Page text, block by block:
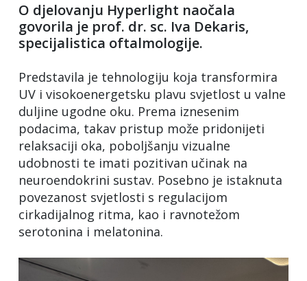
O djelovanju Hyperlight naočala
govorila je prof. dr. sc. Iva Dekaris,
specijalistica oftalmologije.
Predstavila je tehnologiju koja transformira
UV i visokoenergetsku plavu svjetlost u valne
duljine ugodne oku. Prema iznesenim
podacima, takav pristup može pridonijeti
relaksaciji oka, poboljšanju vizualne
udobnosti te imati pozitivan učinak na
neuroendokrini sustav. Posebno je istaknuta
povezanost svjetlosti s regulacijom
cirkadijalnog ritma, kao i ravnotežom
serotonina i melatonina.